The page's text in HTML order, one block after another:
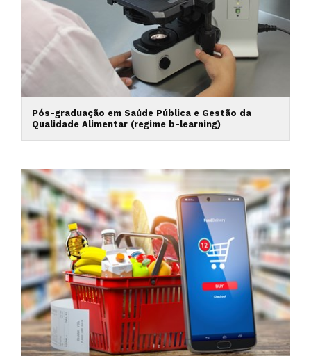
Pós-graduação em Saúde Pública e Gestão da
Qualidade Alimentar (regime b-learning)